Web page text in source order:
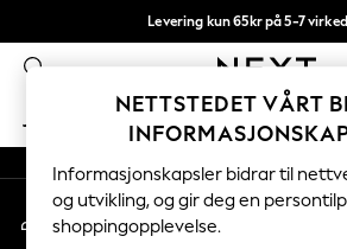
Levering kun 65kr på 5-7
Vi betaler alle tollavgifter
JENTER GUTTER BABY
GIRLS
New In
50 - 92cm
An error occurred on client
Våre sosiale
Min konto
Logg inn på kontoen din
NETTSTEDET VÅRT
Informasjonskapsler bidrar til
og utvikling, og gir deg en
shoppingopplevelse.